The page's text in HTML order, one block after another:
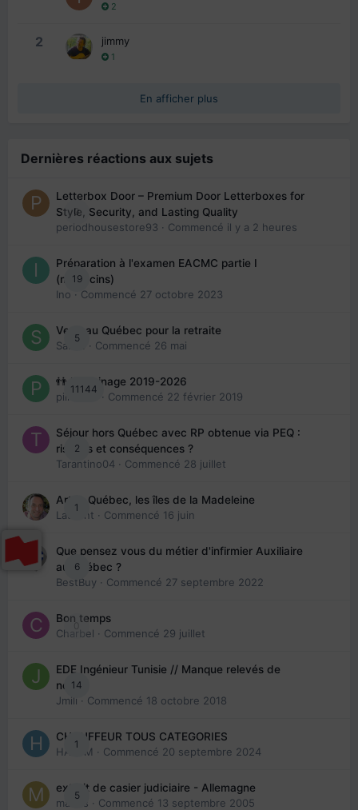
2
2 jimmy
1
En afficher plus
Dernières réactions aux sujets
0
Letterbox Door – Premium Door Letterboxes for
Style, Security, and Lasting Quality
periodhousestore93 · Commencé il y a 2 heures
19
Préparation à l'examen EACMC partie I
(médecins)
Ino · Commencé 27 octobre 2023
5
Venir au Québec pour la retraite
Sab74
· Commencé 26 mai
11144
👬 Parrainage 2019-2026
piinoush · Commencé 22 février 2019
2
Séjour hors Québec avec RP obtenue via PEQ :
risques et conséquences ?
Tarantino04 · Commencé 28 juillet
1
Arte : Québec, les îles de la Madeleine
Laurent · Commencé 16 juin
6
Que pensez vous du métier d'infirmier Auxiliaire
au Québec ?
BestBuy · Commencé 27 septembre 2022
0
Bon temps
Charbel · Commencé 29 juillet
14
EDE Ingénieur Tunisie // Manque relevés de
note
Jmili · Commencé 18 octobre 2018
1
CHAUFFEUR TOUS CATEGORIES
HAZEM · Commencé 20 septembre 2024
5
extrait de casier judiciaire - Allemagne
maries · Commencé 13 septembre 2005